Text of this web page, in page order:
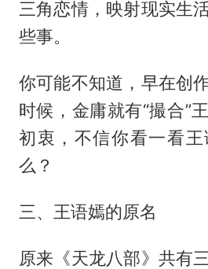
三角恋情，映射现实生
些事。
你可能不知道，早在创
时候，金庸就有“撮合”
初衷，不信你看一看
么？
三、王语嫣的原名
原来《天龙八部》共有